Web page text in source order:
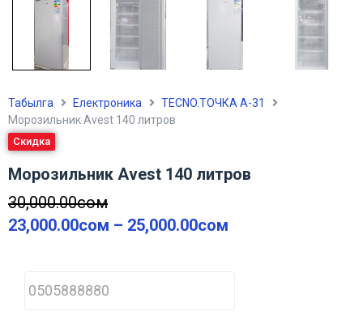
Табылга Електроника
TECNO.ТОЧКА А-31
Морозильник Avest 140 литров
Скидка
Морозильник Avest 140 литров
30,000.00сом
23,000.00сом – 25,000.00сом
h
o